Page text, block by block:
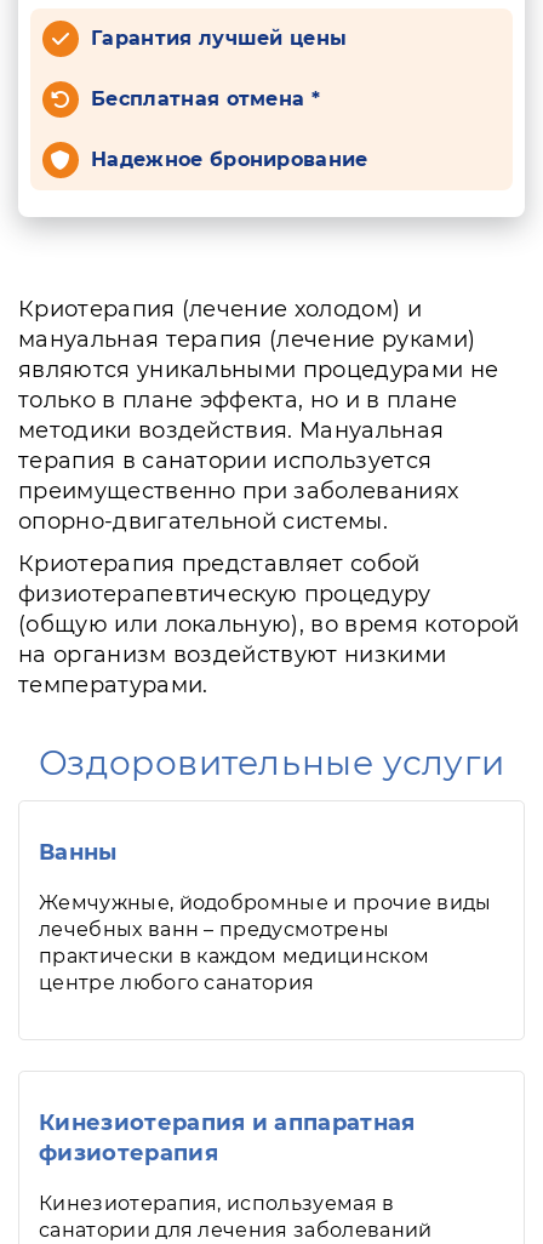
Гарантия лучшей цены
Бесплатная отмена *
Надежное бронирование
Криотерапия (лечение холодом) и
мануальная терапия (лечение руками)
являются уникальными процедурами не
только в плане эффекта, но и в плане
методики воздействия. Мануальная
терапия в санатории используется
преимущественно при заболеваниях
опорно-двигательной системы.
Криотерапия представляет собой
физиотерапевтическую процедуру
(общую или локальную), во время которой
на организм воздействуют низкими
температурами.
Оздоровительные услуги
Ванны
Жемчужные, йодобромные и прочие виды
лечебных ванн – предусмотрены
практически в каждом медицинском
центре любого санатория
Кинезиотерапия и аппаратная
физиотерапия
Кинезиотерапия, используемая в
санатории для лечения заболеваний